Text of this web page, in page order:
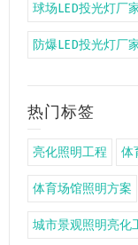
球场LED投光灯厂
防爆LED投光灯厂
热门标签
亮化照明工程 体
体育场馆照明方案
城市景观照明亮化